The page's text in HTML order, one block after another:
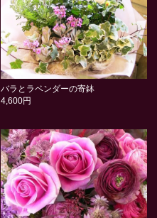
バラとラベンダーの寄鉢
4,600円